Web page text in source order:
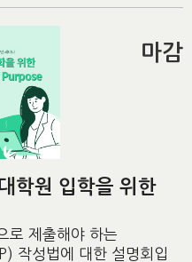
학원 입학을 위한
로 제출해야 하는
작성법에 대한 설명회입
마감